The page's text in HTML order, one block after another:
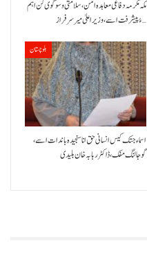
مکہ مکرمہ دفاعی معاہدہ امن، سلامتی و سوگوی کن اہم
ءُ پیشرفت اسے،وزیراعلیٰ میر سرفراز…
بلوچستان
اسماء جتک کیس انسانی حق انا سنجیدہ باندات اسے،
گوجالنگ مفک،ڈاکٹر ربابہ خان بلیدی